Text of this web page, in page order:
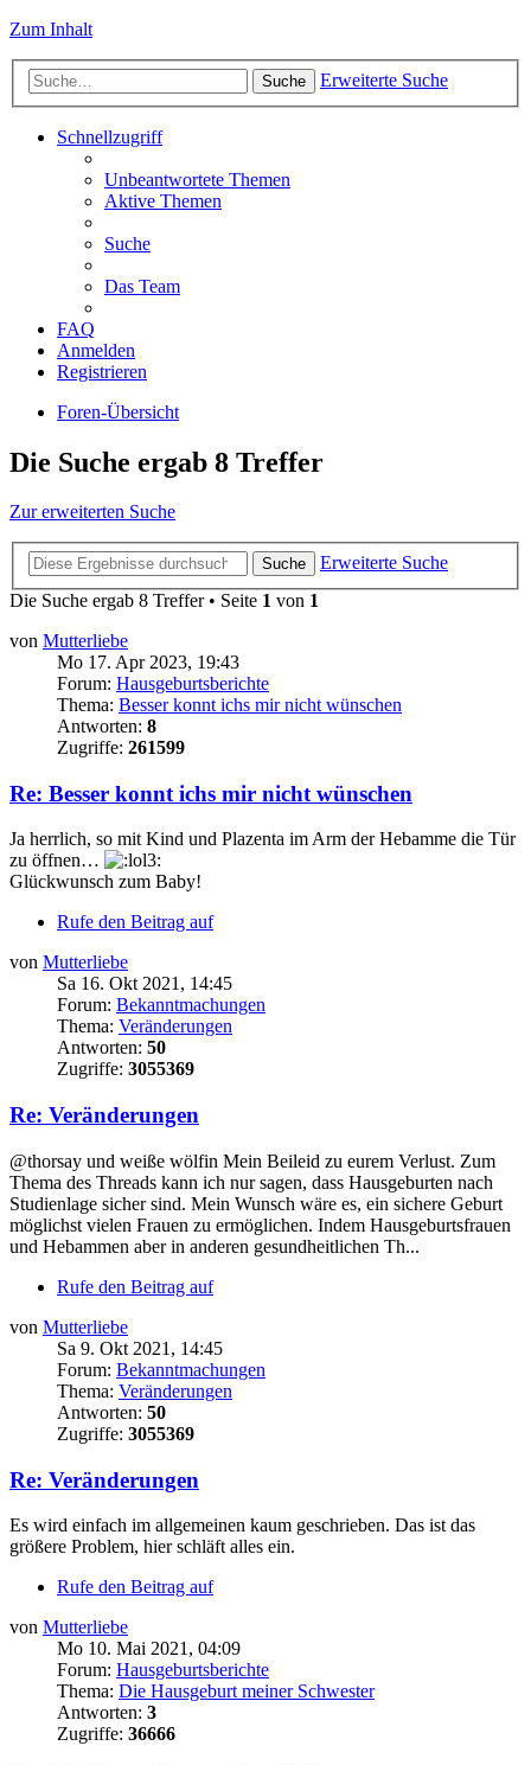
Zum Inhalt
Suche Erweiterte Suche
Schnellzugriff
Unbeantwortete Themen
Aktive Themen
Suche
Das Team
FAQ
Anmelden
Registrieren
Foren-Übersicht
Die Suche ergab 8 Treffer
Zur erweiterten Suche
Suche
Erweiterte Suche
Die Suche ergab 8 Treffer • Seite 1 von 1
von Mutterliebe
Mo 17. Apr 2023, 19:43
Forum: Hausgeburtsberichte
Thema: Besser konnt ichs mir nicht wünschen
Antworten: 8
Zugriffe: 261599
Re: Besser konnt ichs mir nicht wünschen
Ja herrlich, so mit Kind und Plazenta im Arm der Hebamme die Tür
zu öffnen…
Glückwunsch zum Baby!
Rufe den Beitrag auf
von Mutterliebe
Sa 16. Okt 2021, 14:45
Forum: Bekanntmachungen
Thema: Veränderungen
Antworten: 50
Zugriffe: 3055369
Re: Veränderungen
@thorsay und weiße wölfin Mein Beileid zu eurem Verlust. Zum
Thema des Threads kann ich nur sagen, dass Hausgeburten nach
Studienlage sicher sind. Mein Wunsch wäre es, ein sichere Geburt
möglichst vielen Frauen zu ermöglichen. Indem Hausgeburtsfrauen
und Hebammen aber in anderen gesundheitlichen Th...
Rufe den Beitrag auf
von Mutterliebe
Sa 9. Okt 2021, 14:45
Forum: Bekanntmachungen
Thema: Veränderungen
Antworten: 50
Zugriffe: 3055369
Re: Veränderungen
Es wird einfach im allgemeinen kaum geschrieben. Das ist das
größere Problem, hier schläft alles ein.
Rufe den Beitrag auf
von Mutterliebe
Mo 10. Mai 2021, 04:09
Forum: Hausgeburtsberichte
Thema: Die Hausgeburt meiner Schwester
Antworten: 3
Zugriffe: 36666